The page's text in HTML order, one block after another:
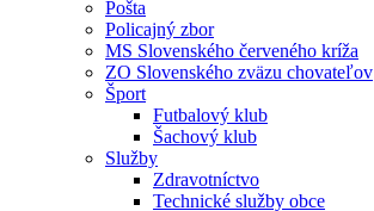
Pošta
Policajný zbor
MS Slovenského červeného kríža
ZO Slovenského zväzu chovateľov
Šport
Futbalový klub
Šachový klub
Služby
Zdravotníctvo
Technické služby obce